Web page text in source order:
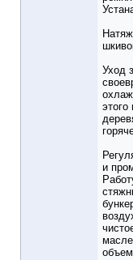
Уход
и